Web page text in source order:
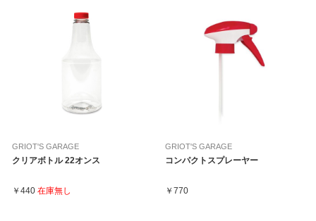
GRIOT'S GARAGE
クリアボトル 22オンス
￥440 在庫無し
GRIOT'S GARAGE
コンパクトスプレーヤー
￥770